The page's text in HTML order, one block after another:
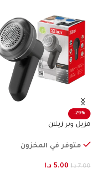
-29%
مزيل وبر زيلان
متوفر في المخزون
7.00 د.ا 5.00 د.ا